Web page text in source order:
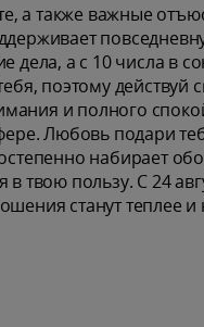
а также важные
дела, а с 10 числа
поэтому
и полного
Любовь подари
набирает
в твою пользу. С 24
станут теплее